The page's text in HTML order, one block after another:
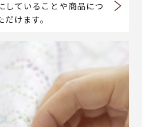
していることや商品につ
けます。